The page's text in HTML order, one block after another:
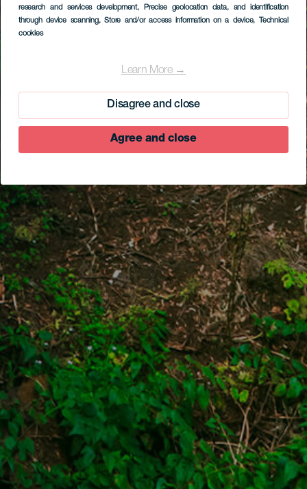
research and services development, Precise geolocation data, and identification
through device scanning, Store and/or access information on a device, Technical
cookies
Learn More →
Disagree and close
Agree and close